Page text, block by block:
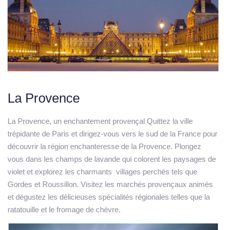
La Provence
La Provence, un enchantement provençal Quittez la ville
trépidante de Paris et dirigez-vous vers le sud de la France pour
découvrir la région enchanteresse de la Provence. Plongez
vous dans les champs de lavande qui colorent les paysages de
violet et explorez les charmants villages perchés tels que
Gordes et Roussillon. Visitez les marchés provençaux animés
et dégustez les délicieuses spécialités régionales telles que la
ratatouille et le fromage de chèvre.